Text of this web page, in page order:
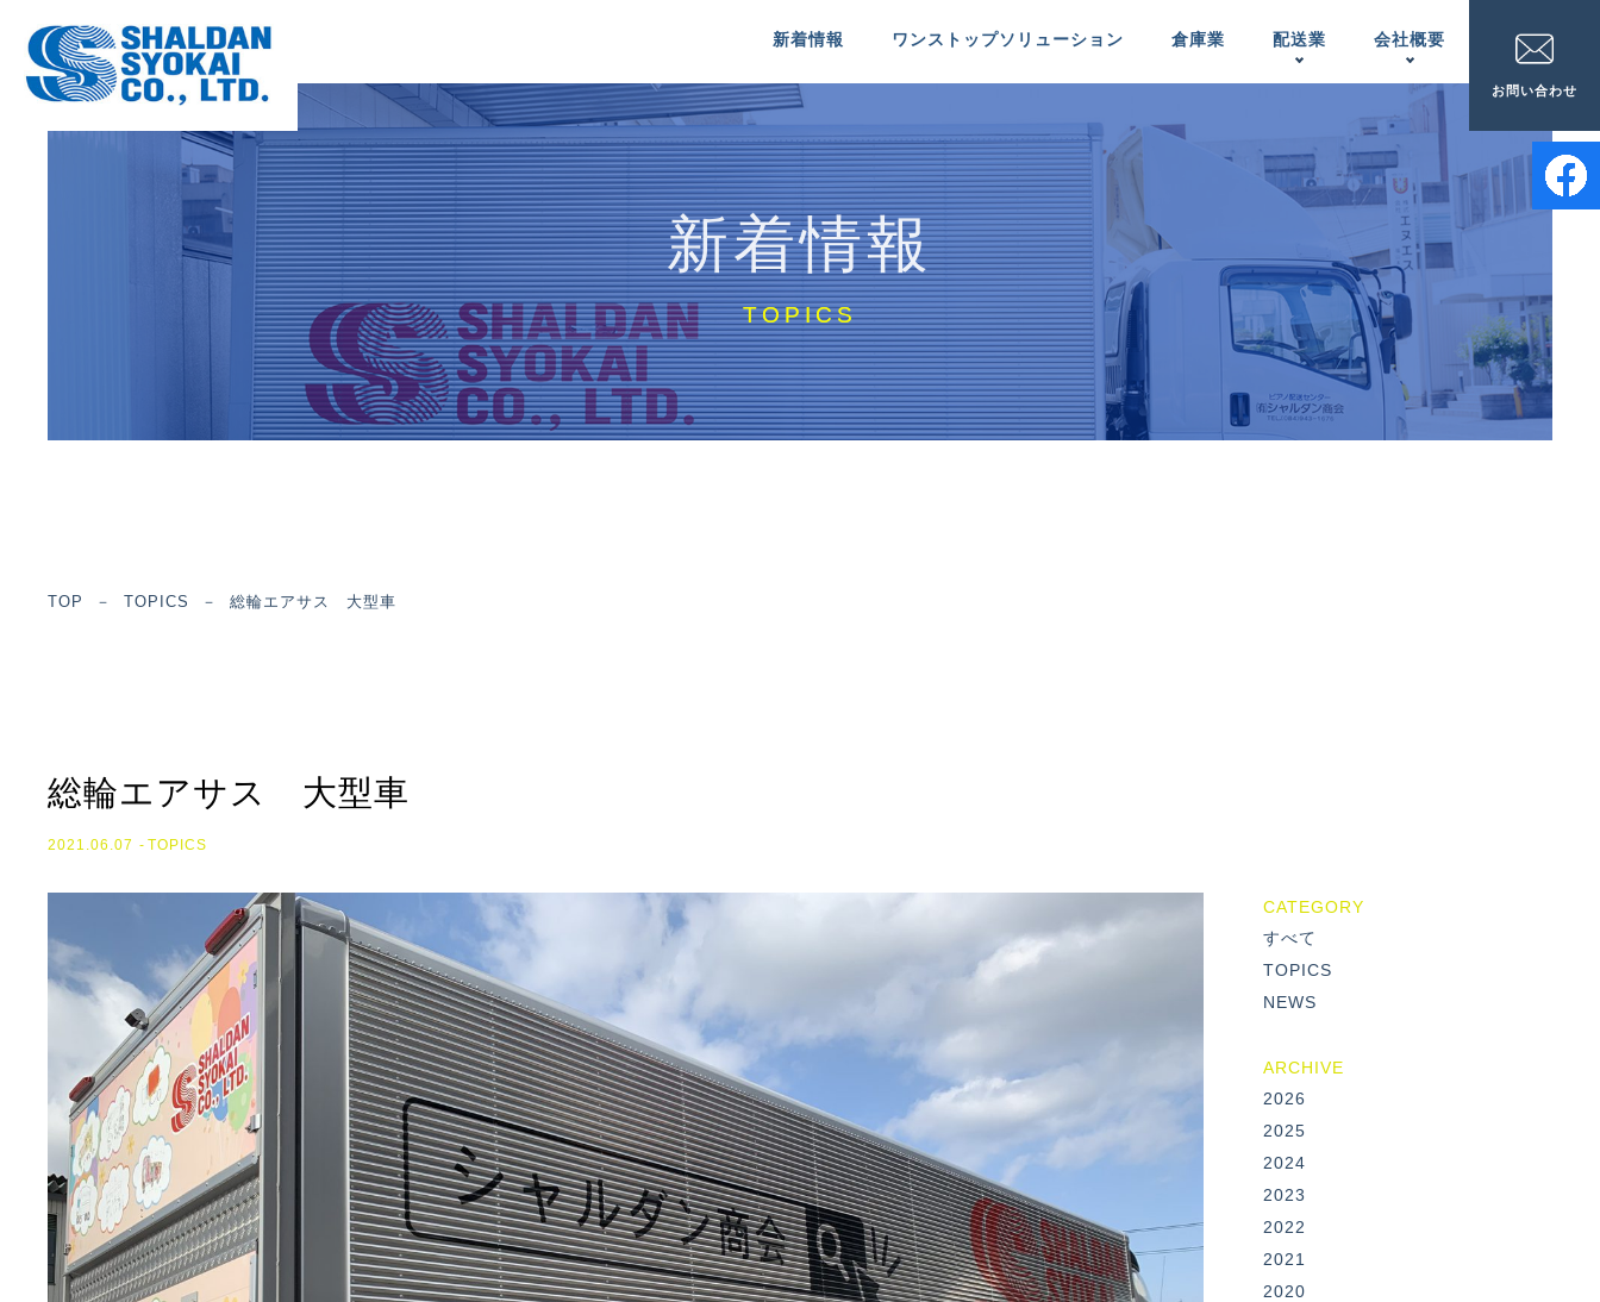
新着情報 ワンストップソリューション 倉庫業 配送業
OA機器配送
OFFICE
医療機器配送
APPLIANCES
大型家具配送
FURNITURE
特殊物配送
SPECIAL PACKAGE
ピアノの配置＆
メンテナンス
INSTALLATION ＆
MAINTENANCE
会社概要
数字でわかるシャルダン商会
COMPANY INFO
シャルダン商会について
COMPANY IDENTITY
LOCATIONS
配送設備
EQUIPMENT
リクルート
MESSAGE ＆ RECRUIT
お問い合わせ
新着情報
TOP － TOPICS － 総輪エアサス 大型車
総輪エアサス 大型車
2021.06.07 TOPICS
CATEGORY
すべて
TOPICS
NEWS
ARCHIVE
2026
2025
2024
2023
2022
2021
2020